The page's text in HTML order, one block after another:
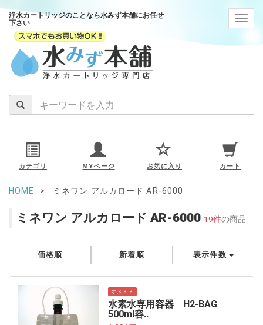
浄水カートリッジのことなら水みず本舗にお任せ
下さい
カテゴリ MYページ お気に入り カート
HOME ミネワン アルカロード AR-6000
ミネワン アルカロード AR-6000 19件の商品
価格順 新着順 表示件数
オススメ
水素水専用容器 H2-BAG
500ml容..